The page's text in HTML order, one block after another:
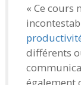
« Ce cours
différents
également